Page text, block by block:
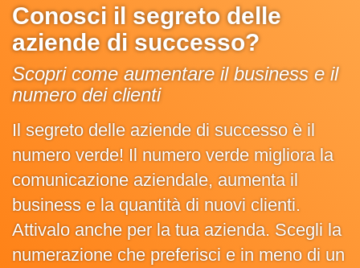
Conosci il segreto delle
aziende di successo?
Scopri come aumentare il business e il
numero dei clienti
Il segreto delle aziende di successo è il
numero verde! Il numero verde migliora la
comunicazione aziendale, aumenta il
business e la quantità di nuovi clienti.
Attivalo anche per la tua azienda. Scegli la
numerazione che preferisci e in meno di un